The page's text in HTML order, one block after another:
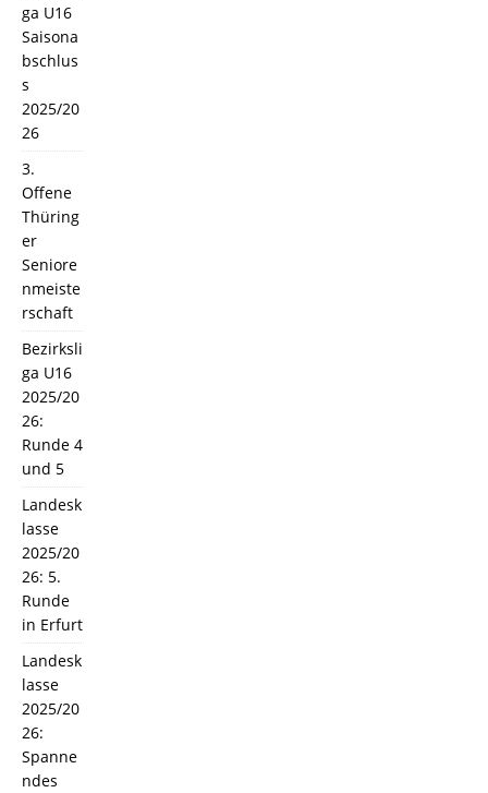
ga U16
Saisona
bschlus
s
2025/20
26
3.
Offene
Thüring
er
Seniore
nmeiste
rschaft
Bezirksli
ga U16
2025/20
26:
Runde 4
und 5
Landesk
lasse
2025/20
26: 5.
Runde
in Erfurt
Landesk
lasse
2025/20
26:
Spanne
ndes